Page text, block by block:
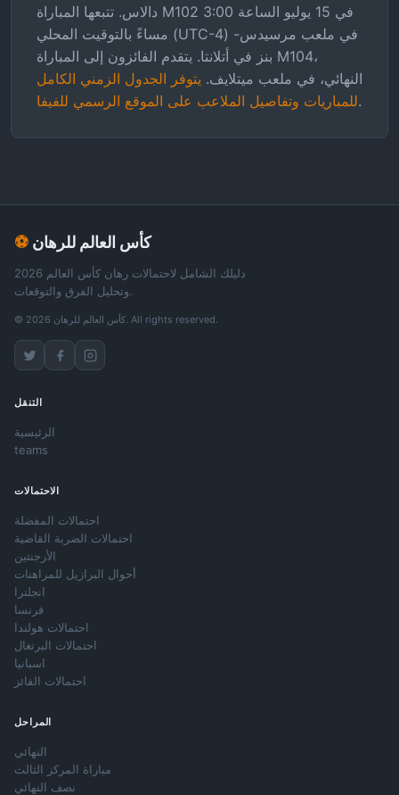
دالاس. تتبعها المباراة M102 في 15 يوليو الساعة 3:00
مساءً بالتوقيت المحلي (UTC-4) في ملعب مرسيدس-
بنز في أتلانتا. يتقدم الفائزون إلى المباراة M104،
النهائي، في ملعب ميتلايف. يتوفر الجدول الزمني الكامل
للمباريات وتفاصيل الملاعب على الموقع الرسمي للفيفا.
⚽ كأس العالم للرهان
دليلك الشامل لاحتمالات رهان كأس العالم 2026
وتحليل الفرق والتوقعات.
© 2026 كأس العالم للرهان. All rights reserved.
التنقل
الرئيسية
teams
الاحتمالات
احتمالات المفضلة
احتمالات الضربة القاضية
الأرجنتين
أحوال البرازيل للمراهنات
انجلترا
فرنسا
احتمالات هولندا
احتمالات البرتغال
اسبانيا
احتمالات الفائز
المراحل
النهائي
مباراة المركز الثالث
نصف النهائي